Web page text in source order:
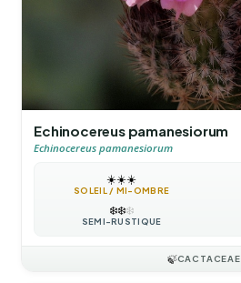
Echinocereus pamanesiorum
Echinocereus pamanesiorum
☀️☀️☀️
SOLEIL / MI-OMBRE
❄️❄️❄️
SEMI-RUSTIQUE
🍃CACTACEAE